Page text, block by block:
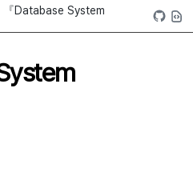
『Database System